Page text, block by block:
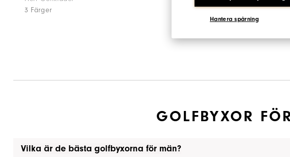
Hantera spårning
3 Färger
GOLFBYXOR
Vilka är de bästa golfbyxorna för män?